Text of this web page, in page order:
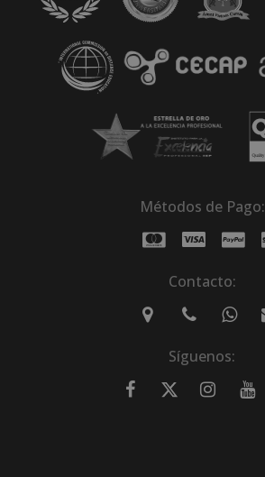
Métodos de Pago:
Contacto:
Síguenos: